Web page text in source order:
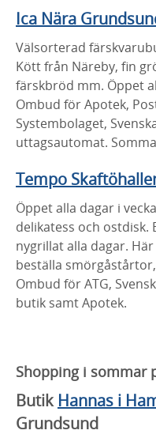
Ica Nära
Välsorterad
Kött från Näreby, fin
färskbröd mm. Öppet
Ombud för Apotek,
Systembolaget,
uttagsautomat.
Tempo
Öppet alla dagar i
delikatess och
nygrillat alla dagar.
beställa
Ombud för ATG,
butik samt Apotek.
Shopping i sommar
Butik Hannas i
Grundsund